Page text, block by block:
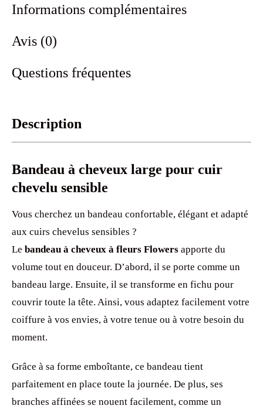
Informations complémentaires
Avis (0)
Questions fréquentes
Description
Bandeau à cheveux large pour cuir
chevelu sensible
Vous cherchez un bandeau confortable, élégant et adapté
aux cuirs chevelus sensibles ?
Le bandeau à cheveux à fleurs Flowers apporte du
volume tout en douceur. D’abord, il se porte comme un
bandeau large. Ensuite, il se transforme en fichu pour
couvrir toute la tête. Ainsi, vous adaptez facilement votre
coiffure à vos envies, à votre tenue ou à votre besoin du
moment.
Grâce à sa forme emboîtante, ce bandeau tient
parfaitement en place toute la journée. De plus, ses
branches affinées se nouent facilement, comme un